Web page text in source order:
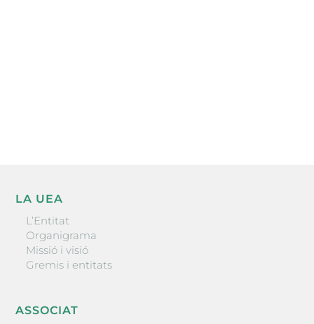
LA UEA
L’Entitat
Organigrama
Missió i visió
Gremis i entitats
ASSOCIAT